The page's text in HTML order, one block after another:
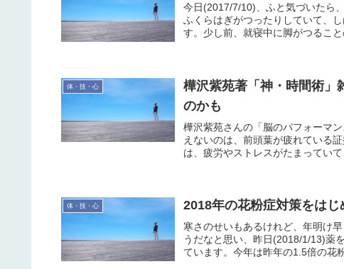
今日(2017/7/10)、ふと気づいたら
ふくらはぎがつったりしていて、
す。少し前、就寝中に脚がつるこ
体・技・心
樺沢紫苑著「神・時間術」
のかも
樺沢紫苑さんの「脳のパフォーマ
えないのは、前頭葉が疲れている
は、疲労やストレスがたまってい
体・技・心 2018年の花粉症対策をは
寒さのせいもあるけれど、年明け
うだなと思い、昨日(2018/1/13)薬
ています。今年は昨年の1.5倍の花